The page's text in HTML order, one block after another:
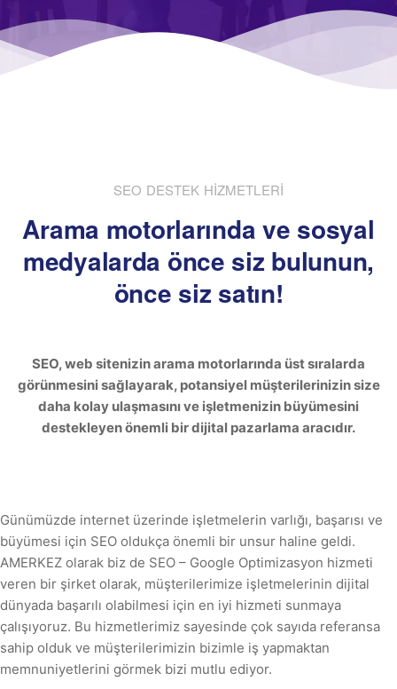
SEO DESTEK HİZMETLERİ
Arama motorlarında ve sosyal
medyalarda önce siz bulunun,
önce siz satın!
SEO, web sitenizin arama motorlarında üst sıralarda
görünmesini sağlayarak, potansiyel müşterilerinizin size
daha kolay ulaşmasını ve işletmenizin büyümesini
destekleyen önemli bir dijital pazarlama aracıdır.
Günümüzde internet üzerinde işletmelerin varlığı, başarısı ve
büyümesi için SEO oldukça önemli bir unsur haline geldi.
AMERKEZ olarak biz de SEO – Google Optimizasyon hizmeti
veren bir şirket olarak, müşterilerimize işletmelerinin dijital
dünyada başarılı olabilmesi için en iyi hizmeti sunmaya
çalışıyoruz. Bu hizmetlerimiz sayesinde çok sayıda referansa
sahip olduk ve müşterilerimizin bizimle iş yapmaktan
memnuniyetlerini görmek bizi mutlu ediyor.